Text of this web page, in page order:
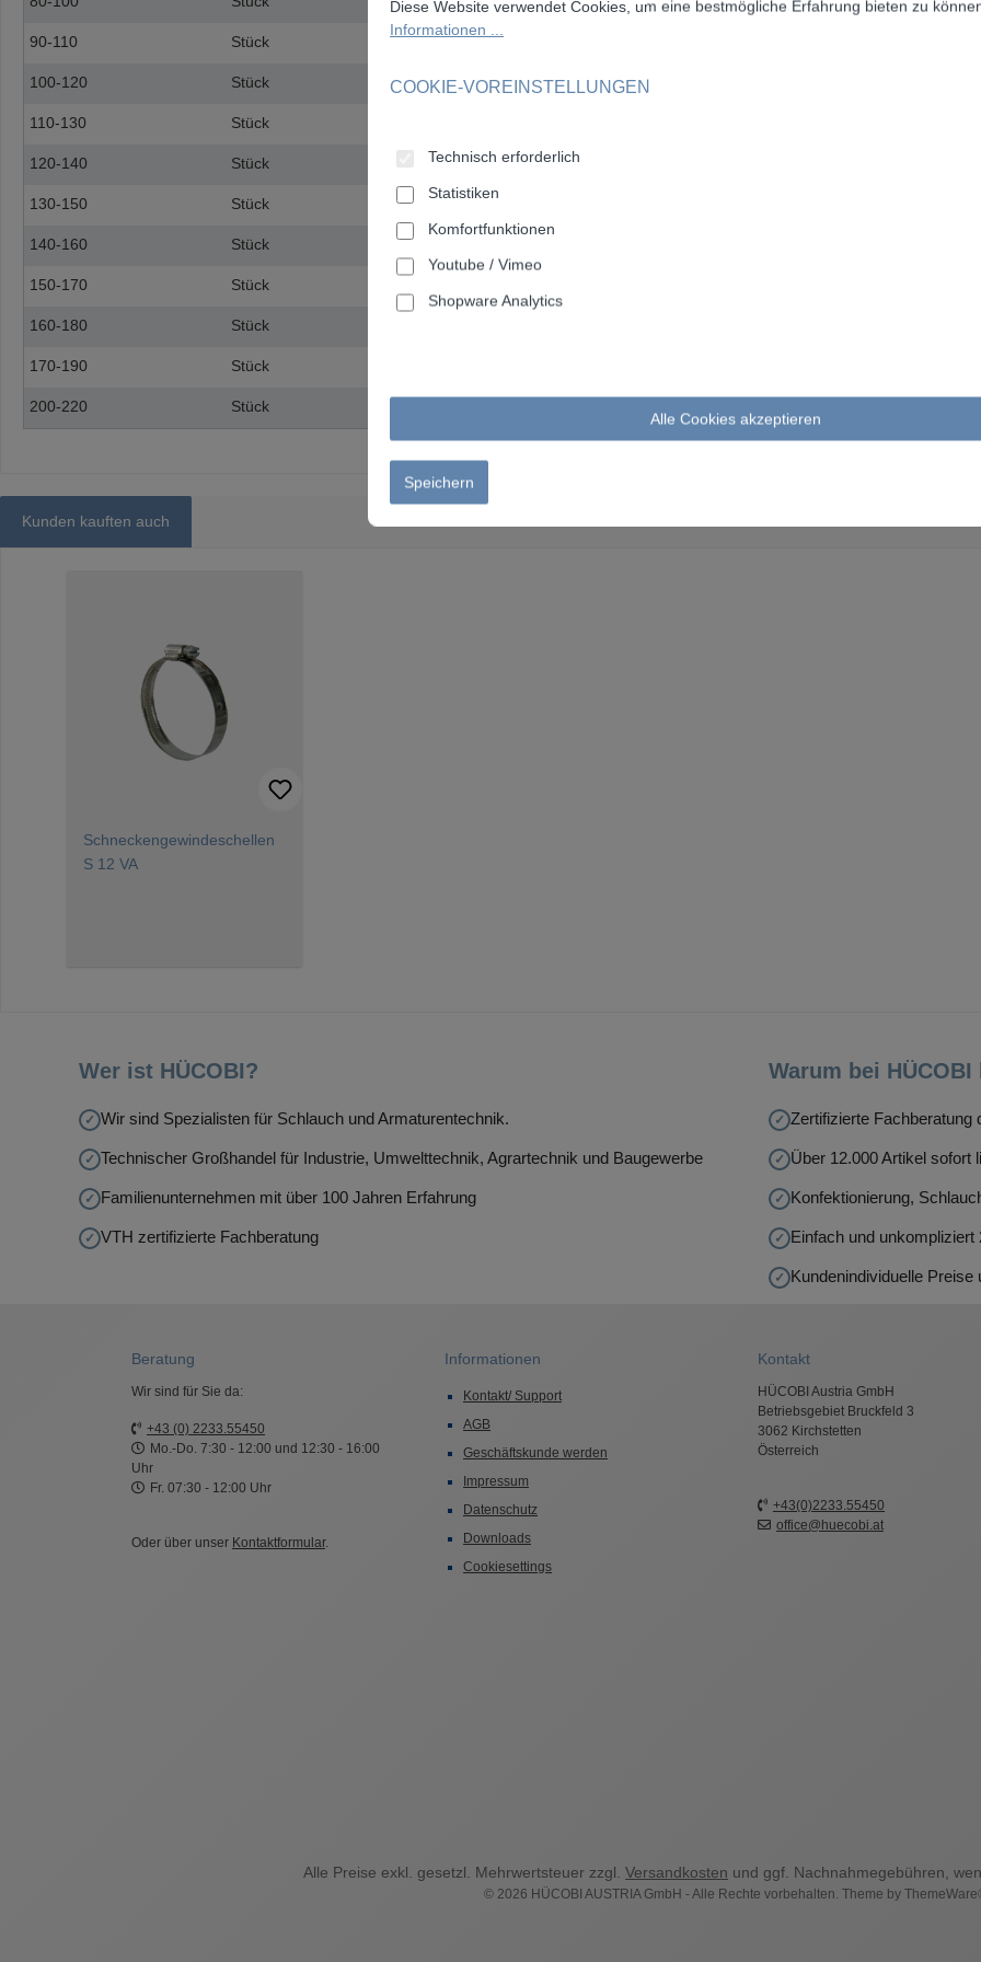
90-110 Stück 12
100-120 Stück 12 25
110-130 Stück
120-140 Stück 12
130-150 Stück 12
140-160 Stück
150-170 Stück
160-180 Stück
170-190 Stück
200-220 Stück
Kunden kauften auch
Schneckengewindeschellen
S 12 VA
Wer ist HÜCOBI?
Wir sind Spezialisten für Schlauch und Armaturentechnik.
Technischer Großhandel für Industrie, Umwelttechnik, Agrartechnik und Baugewerbe
Familienunternehmen mit über 100 Jahren Erfahrung
VTH zertifizierte Fachberatung
Warum bei HÜCOBI
Zertifizierte Fachberatung
Über 12.000 Artikel sofort
Konfektionierung,
Einfach und
Kundenindividuelle Preise
Beratung
Wir sind für Sie da:
+43 (0) 2233.55450
Mo.-Do. 7:30 - 12:00 und 12:30 - 16:00
Uhr
Fr. 07:30 - 12:00 Uhr
Oder über unser Kontaktformular.
Informationen
Kontakt/ Support
AGB
Geschäftskunde werden
Impressum
Datenschutz
Downloads
Cookiesettings
Kontakt
HÜCOBI Austria GmbH
Betriebsgebiet Bruckfeld 3
3062 Kirchstetten
Österreich
+43(0)2233.55450
office@huecobi.at
Alle Preise exkl. gesetzl. Mehrwertsteuer zzgl. Versandkosten und ggf. Nachnahmegebühren,
© 2026 HÜCOBI AUSTRIA GmbH - Alle Rechte vorbehalten. Theme by
Diese Website verwendet Cookies, um eine bestmögliche Erfahrung bieten zu
Informationen ...
COOKIE-VOREINSTELLUNGEN
Technisch erforderlich
Statistiken
Komfortfunktionen
Youtube / Vimeo
Shopware Analytics
Alle Cookies akzeptieren
Speichern